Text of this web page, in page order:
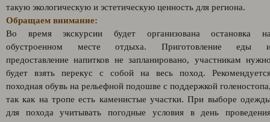
такую экологическую и эстетическую ценность для региона.
Обращаем внимание:
Во время экскурсии будет организована остановка
обустроенном месте отдыха. Приготовление еды
предоставление напитков не запланировано, участникам
будет взять перекус с собой на весь поход.
походная обувь на рельефной подошве с поддержкой
так как на тропе есть каменистые участки. При выборе
для похода учитывать погодные условия в день